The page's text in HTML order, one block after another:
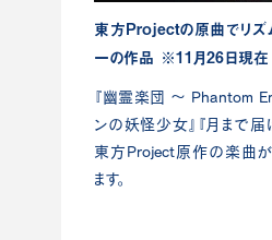
東方Projectの原曲でリズ
一の作品 ※11月26日現在
『幽霊楽団 ～ Phantom
ンの妖怪少女』『月まで届
東方Project原作の楽曲
ます。